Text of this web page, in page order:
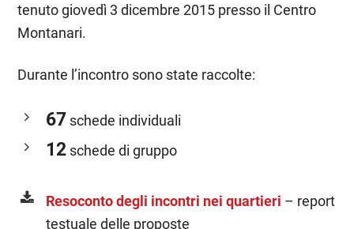
tenuto giovedì 3 dicembre 2015 presso il Centro
Montanari.
Durante l’incontro sono state raccolte:
67 schede individuali
12 schede di gruppo
Resoconto degli incontri nei quartieri – report
testuale delle proposte